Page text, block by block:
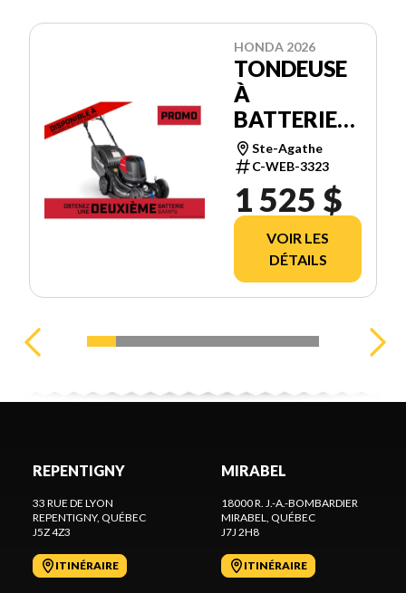
HONDA 2026
TONDEUSE
À
BATTERIES
HRX21BVC4
Ste-Agathe
C-WEB-3323
1 525 $
VOIR LES
DÉTAILS
REPENTIGNY
33 RUE DE LYON
REPENTIGNY, QUÉBEC
J5Z 4Z3
ITINÉRAIRE
MIRABEL
18000 R. J.-A.-BOMBARDIER
MIRABEL, QUÉBEC
J7J 2H8
ITINÉRAIRE